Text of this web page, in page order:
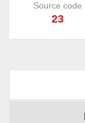
Source code
23